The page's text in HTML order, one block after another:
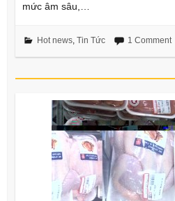
mức âm sâu,…
Hot news, Tin Tức 1 Comment